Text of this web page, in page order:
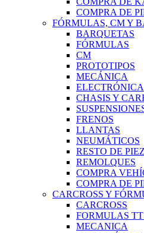
COMPRA DE
FÓRMULAS, CM Y
BARQUETAS
FÓRMULAS
CM
PROTOTIPOS
MECÁNICA
ELECTRÓNICA
CHASIS Y
FRENOS
LLANTAS
NEUMÁTICOS
RESTO DE
REMOLQUES
COMPRA
COMPRA DE
CARCROSS Y
CARCROSS
FORMULAS
MECANICA